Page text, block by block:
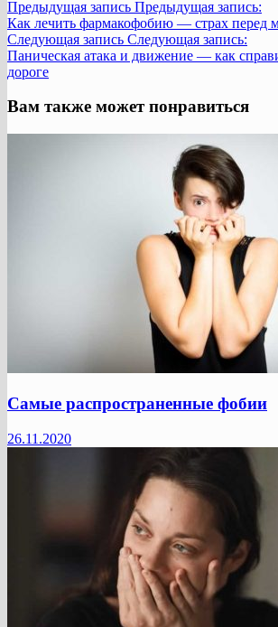
Предыдущая запись Предыдущая запись:
Как лечить фармакофобию — страх перед
Следующая запись Следующая запись:
Паническая атака и движение — как
дороге
Вам также может понравиться
Самые распространенные фобии
26.11.2020